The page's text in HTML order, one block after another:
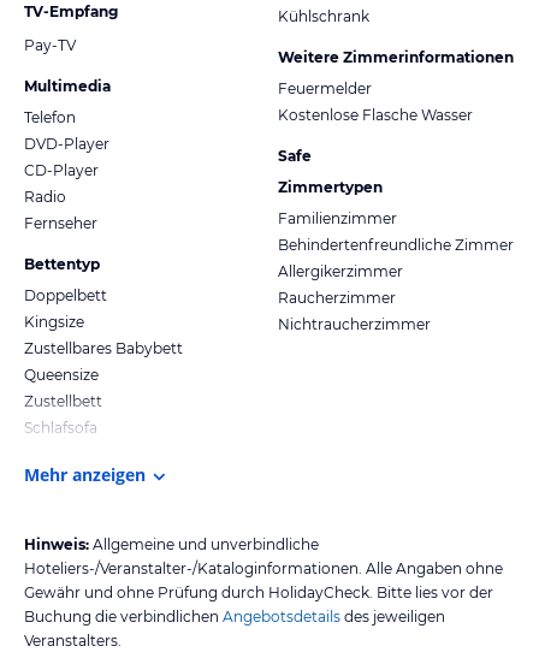
TV-Empfang
Pay-TV
Multimedia
Telefon
DVD-Player
CD-Player
Radio
Fernseher
Bettentyp
Doppelbett
Kingsize
Zustellbares Babybett
Queensize
Zustellbett
Schlafsofa
Kühlschrank
Weitere Zimmerinformationen
Feuermelder
Kostenlose Flasche Wasser
Safe
Zimmertypen
Familienzimmer
Behindertenfreundliche Zimmer
Allergikerzimmer
Raucherzimmer
Nichtraucherzimmer
Mehr anzeigen
Hinweis: Allgemeine und unverbindliche
Hoteliers-/Veranstalter-/Kataloginformationen. Alle Angaben ohne
Gewähr und ohne Prüfung durch HolidayCheck. Bitte lies vor der
Buchung die verbindlichen Angebotsdetails des jeweiligen
Veranstalters.